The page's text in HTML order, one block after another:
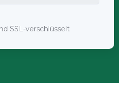
SSL-verschlüsselt